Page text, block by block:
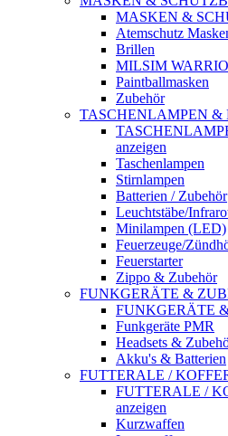
MASKEN &
Atemschutz
Brillen
MILSIM
Paintballmasken
Zubehör
TASCHENLAMPEN &
anzeigen
Taschenlampen
Stirnlampen
Batterien / Zubehör
Leuchtstäbe/
Minilampen (LED)
Feuerzeuge/
Feuerstarter
Zippo & Zubehör
FUNKGERÄTE &
FUNKGERÄTE
Funkgeräte PMR
Headsets &
Akku's & Batterien
FUTTERALE /
FUTTERALE /
anzeigen
Kurzwaffen